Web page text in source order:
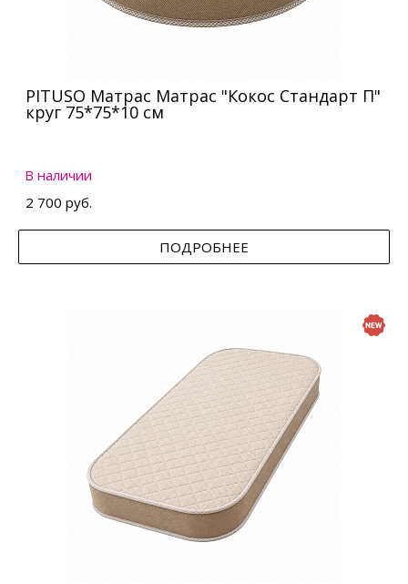
PITUSO Матрас Матрас "Кокос Стандарт П"
круг 75*75*10 см
В наличии
2 700 руб.
ПОДРОБНЕЕ